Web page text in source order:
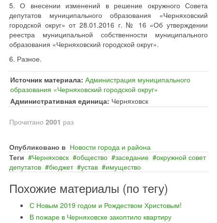
5. О внесении изменений в решение окружного Совета
депутатов муниципального образования «Черняховский
городской округ» от 28.01.2016 г. № 16 «Об утверждении
реестра муниципальной собственности муниципального
образования «Черняховский городской округ».
6. Разное.
Источник материала: Администрация муниципального
образования «Черняховский городской округ»
Административная единица: Черняховск
Прочитано 2001 раз
Опубликовано в Новости города и района
Теги
Черняховск общество заседание
окружной совет
депутатов
бюджет устав имущество
Похожие материалы (по тегу)
С Новым 2019 годом и Рождеством Христовым!
В пожаре в Черняховске закоптило квартиру